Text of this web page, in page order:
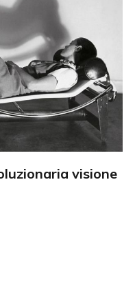
visione